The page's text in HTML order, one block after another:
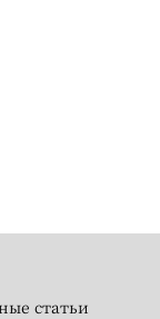
статьи